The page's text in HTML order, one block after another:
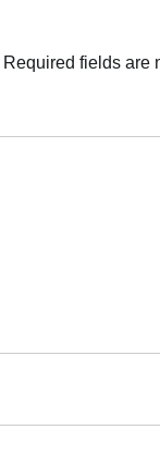
Required fields are